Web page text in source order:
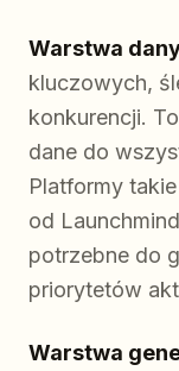
Warstwa
kluczowych,
konkurencji.
dane do
Platformy
od
potrzebne do
priorytetów
Warstwa